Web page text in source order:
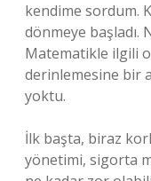
kendime sordum.
dönmeye başladı.
Matematikle ilgili
derinlemesine bir
yoktu.
İlk başta, biraz
yönetimi, sigorta